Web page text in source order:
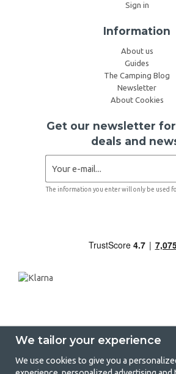
Sign in
Information
About us
Guides
The Camping Blog
Newsletter
About Cookies
Get our newsletter
deals and
The information you enter will only be used
We tailor your experience
We use cookies to give you a